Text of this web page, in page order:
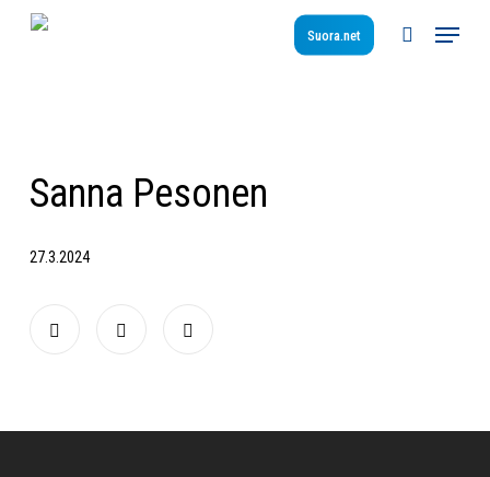
Suora.net
search
Menu
Sanna Pesonen
27.3.2024